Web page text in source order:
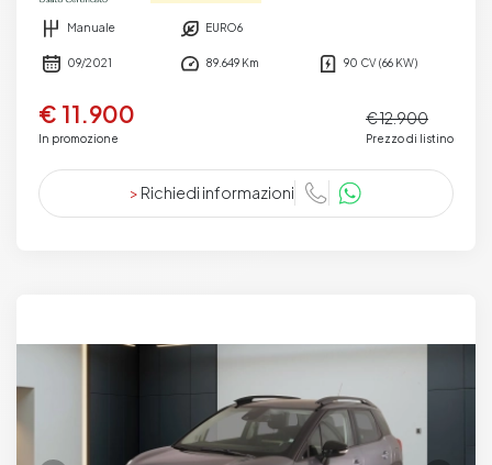
Manuale EURO6
09/2021 89.649 Km 90 CV (66 KW)
€ 11.900
In promozione
€ 12.900
Prezzo di listino
> Richiedi informazioni